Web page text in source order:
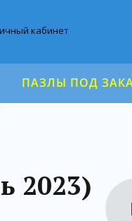
кабинет
ПАЗЛЫ ПОД
2023)